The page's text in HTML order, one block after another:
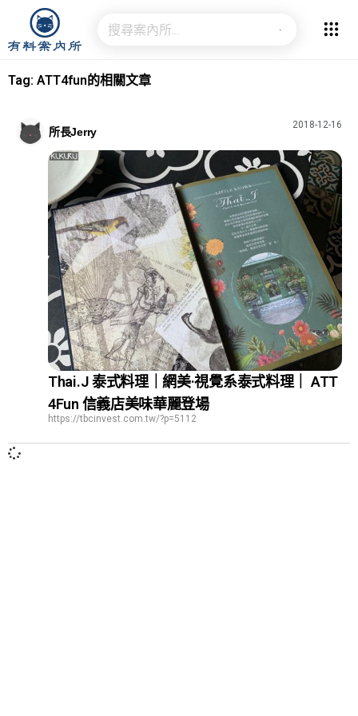
Tag: ATT4fun的相關文章
所長Jerry
2018-12-16
Thai.J 泰式料理｜網美·視覺系泰式料理｜ ATT
4Fun 信義店美味華麗登場
https://tbcinvest.com.tw/?p=5112